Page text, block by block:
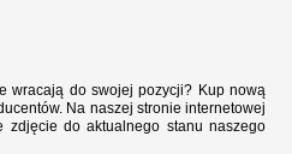
wracają do swojej pozycji? Kup nową
Na naszej stronie internetowej
zdjęcie do aktualnego stanu naszego